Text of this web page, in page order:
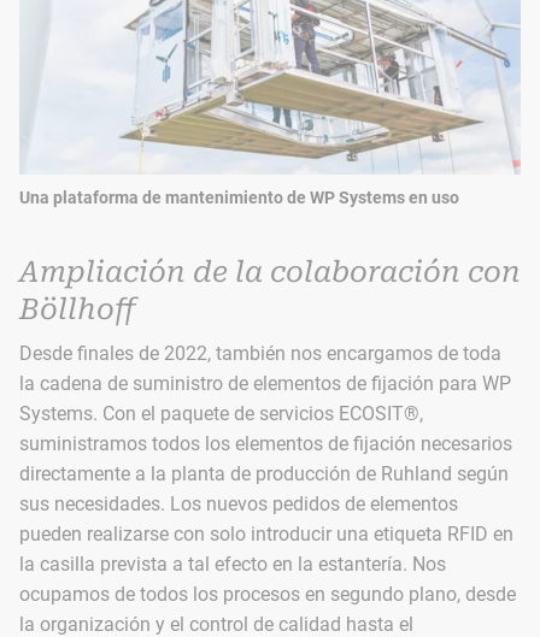
Una plataforma de mantenimiento de WP Systems en uso
Ampliación de la colaboración con
Böllhoff
Desde finales de 2022, también nos encargamos de toda
la cadena de suministro de elementos de fijación para WP
Systems. Con el paquete de servicios ECOSIT®,
suministramos todos los elementos de fijación necesarios
directamente a la planta de producción de Ruhland según
sus necesidades. Los nuevos pedidos de elementos
pueden realizarse con solo introducir una etiqueta RFID en
la casilla prevista a tal efecto en la estantería. Nos
ocupamos de todos los procesos en segundo plano, desde
la organización y el control de calidad hasta el